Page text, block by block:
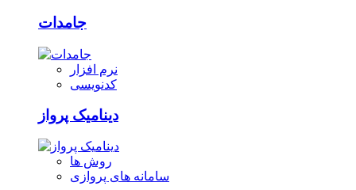
جامدات
نرم افزار
کدنویسی
دینامیک پرواز
روش ها
سامانه های پروازی